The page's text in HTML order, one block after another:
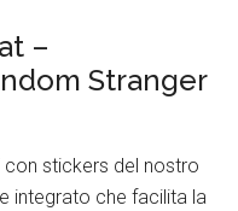
–
Stranger
con stickers del nostro
integrato che facilita la